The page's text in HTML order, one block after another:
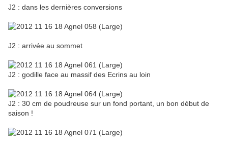
J2 : dans les dernières conversions
J2 : arrivée au sommet
J2 : godille face au massif des Ecrins au loin
J2 : 30 cm de poudreuse sur un fond portant, un bon début de
saison !